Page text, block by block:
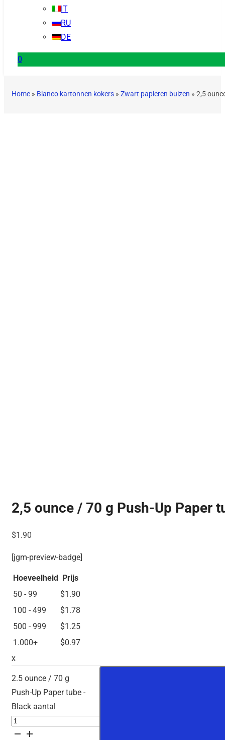
IT
RU
DE
0
Home » Blanco kartonnen kokers » Zwart papieren buizen » 2,5
2,5 ounce / 70 g Push-Up Paper
$1.90
[jgm-preview-badge]
Hoeveelheid
Prijs
50 - 99
$1.90
100 - 499
$1.78
500 - 999
$1.25
1.000+
$0.97
x
2.5 ounce / 70 g
Push-Up Paper tube -
Black aantal